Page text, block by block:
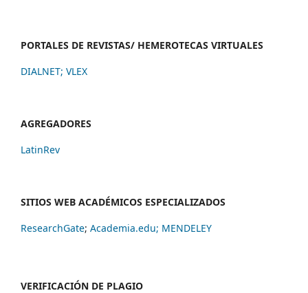
PORTALES DE REVISTAS/ HEMEROTECAS VIRTUALES
DIALNET; VLEX
AGREGADORES
LatinRev
SITIOS WEB ACADÉMICOS ESPECIALIZADOS
ResearchGate; Academia.edu; MENDELEY
VERIFICACIÓN DE PLAGIO